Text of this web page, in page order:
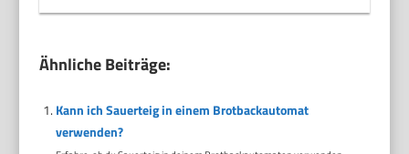
Ähnliche Beiträge:
Kann ich Sauerteig in einem Brotbackautomat
verwenden?